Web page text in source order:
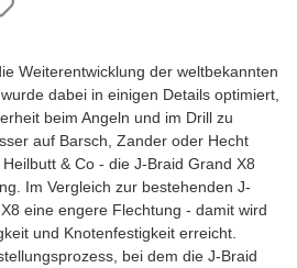
Weiterentwicklung der weltbekannten
dabei in einigen Details optimiert,
beim Angeln und im Drill zu
auf Barsch, Zander oder Hecht
& Co - die J-Braid Grand X8
Im Vergleich zur bestehenden J-
eine engere Flechtung - damit wird
und Knotenfestigkeit erreicht.
bei dem die J-Braid